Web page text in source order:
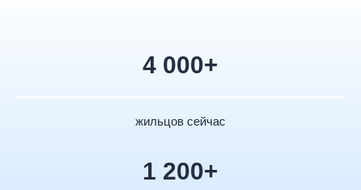
4 000+
жильцов сейчас
1 200+